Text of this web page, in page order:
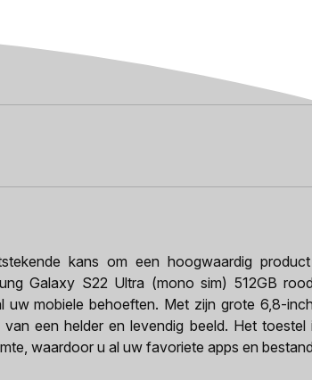
kans om een hoogwaardig
Galaxy S22 Ultra (mono sim) 512GB
uw mobiele behoeften. Met zijn grote 6,8-
een helder en levendig beeld. Het toestel
waardoor u al uw favoriete apps en